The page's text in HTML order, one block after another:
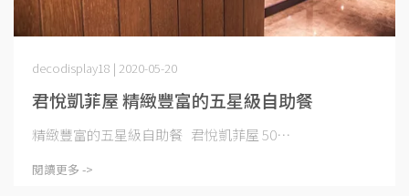
君悅凱菲屋 精緻豐富的五星級自助餐
decodisplay18 | 2020-05-20
精緻豐富的五星級自助餐 君悅凱菲屋 50⋯
閱讀更多 ->